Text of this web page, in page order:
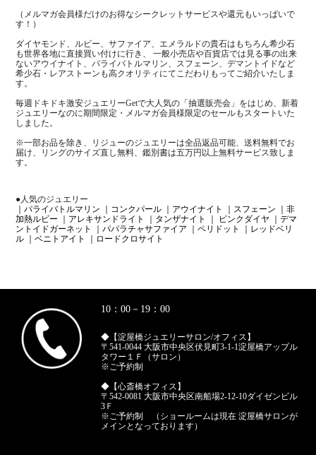
（メルマガ会員様だけのお得なシークレットサービスや還元もいっぱいで
す！）
ダイヤモンド、ルビー、サファイア、エメラルドの貴石はもちろん希少石
も世界各地に直接買い付けに行き、 一般小売店や百貨店では見る事の出来
ないアウイナイト、パライバトルマリン、スフェーン、デマントイドなど
希少石・レアストーンも高クオリティにてこだわりもってご紹介いたしま
す。
毎週ドキドキ激安ジュエリーGetで大人気の「抽選販売会」をはじめ、新着
ジュエリーなのに期間限定・メルマガ会員様限定のセールもスタートいた
しました。
※一部お品を除き、リジューのジュエリーは全品返品可能、送料無料でお
届け、リングのサイズ直し無料、鑑別書は五万円以上無料サービス致しま
す。
●人気のジュエリー
｜パライバトルマリン
｜コンクパール ｜アウイナイト ｜スフェーン
｜非
加熱ルビー
｜アレキサンドライト ｜タンザナイト ｜ ピンクダイヤ
｜デマ
ントイドガーネット
｜パパラチャサファイア ｜ペリドット
｜レッドベリ
ル
｜ベニトアイト ｜ロードクロサイト
10：00－19：00
◆【淀屋橋ジュエリーサロン/オフィス】
〒541-0044 大阪市中央区伏見町3-1-1淀屋橋アップル
タワー１Ｆ（サロン）
※ご予約制
◆【心斎橋オフィス】
〒542-0081 大阪市中央区南船場2-12-10ダイゼンビル
3Ｆ
※ご予約制 （ショールームは現在 淀屋橋サロンが
メインとなっております）